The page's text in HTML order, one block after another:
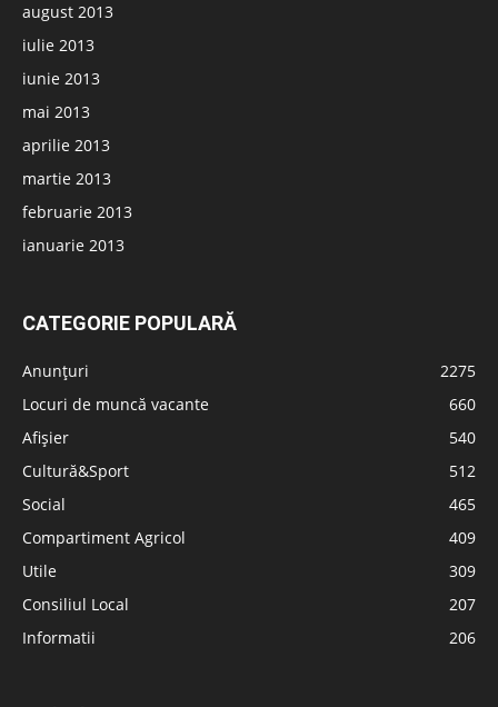
august 2013
iulie 2013
iunie 2013
mai 2013
aprilie 2013
martie 2013
februarie 2013
ianuarie 2013
CATEGORIE POPULARĂ
Anunțuri
2275
Locuri de muncă vacante
660
Afișier
540
Cultură&Sport
512
Social
465
Compartiment Agricol
409
Utile
309
Consiliul Local
207
Informatii
206